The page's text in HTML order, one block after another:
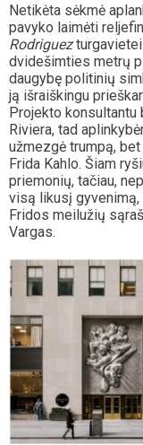
Netikėta sėkmė
pavyko laimėti
Rodriguezturgavietei
dvidešimties metrų
daugybę politinių
ją išraiškingu
Projekto
Riviera, tad
užmezgė trumpą,
Frida Kahlo. Šiam
priemonių, tačiau,
visą likusį gyvenimą,
Fridos meilužių
Vargas.